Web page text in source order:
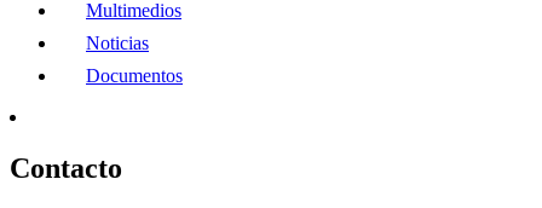
Multimedios
Noticias
Documentos
Contacto